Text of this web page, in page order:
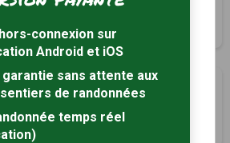
au XXIème siècle
Tracé GPS
connexion sur
Android et iOS
sans attente aux
de randonnées
temps réel